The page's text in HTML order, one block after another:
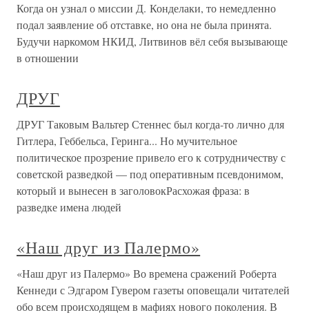
Когда он узнал о миссии Д. Конделаки, то немедленно
подал заявление об отставке, но она не была принята.
Будучи наркомом НКИД, Литвинов вёл себя вызывающе
в отношении
ДРУГ
ДРУГ Таковым Вальтер Стеннес был когда-то лично для
Гитлера, Геббельса, Геринга... Но мучительное
политическое прозрение привело его к сотрудничеству с
советской разведкой — под оперативным псевдонимом,
который и вынесен в заголовокРасхожая фраза: в
разведке имена людей
«Наш друг из Палермо»
«Наш друг из Палермо» Во времена сражений Роберта
Кеннеди с Эдгаром Гувером газеты оповещали читателей
обо всем происходящем в мафиях нового поколения. В